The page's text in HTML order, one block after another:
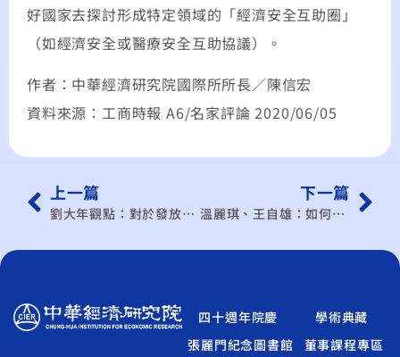
好國家去探討形成特定領域的「經濟安全互助圈」
（如經濟安全或醫療安全互助協議）。
作者：中華經濟研究院國際所所長／陳信宏
資料來源：工商時報 A6/名家評論 2020/06/05
上一篇
劉大年觀點：對於發放振興券的一些看法
下一篇
溫麗琪、王自雄：如何面對新冠疫情之後將帶來的經濟大蕭條？專家開出兩個解方
四十週年院慶
學術典藏
張麗門紀念圖書館
董事課程專區